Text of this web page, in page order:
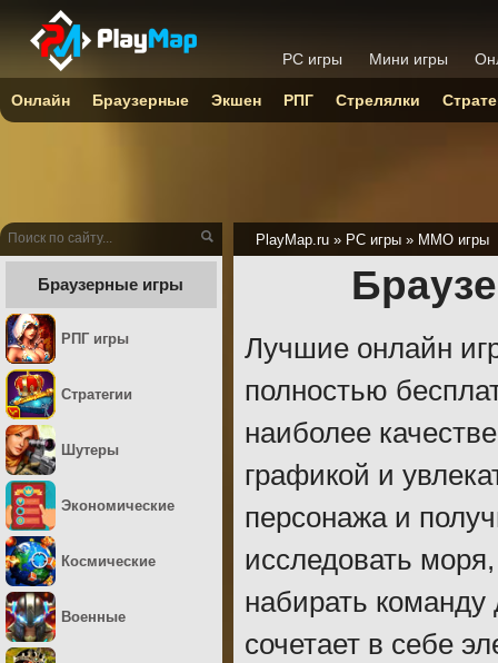
PlayMap.ru » PC игры » ММО игры
Лучшие онлайн
полностью
наиболее
графикой и
персонажа и
исследовать
набирать
сочетает в себе
Браузерные игры
РПГ игры
Стратегии
Шутеры
Экономические
Космические
Военные
PC игры Мини игры
Онлайн Браузерные Экшен РПГ Стрелялки